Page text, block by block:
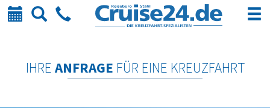
Kalender
SucheTelefon
IHRE ANFRAGE FÜR EINE KREUZFAHRT